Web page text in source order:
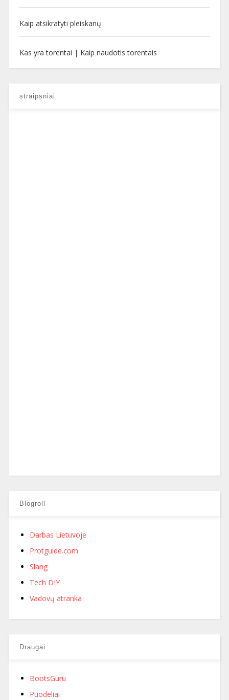
Kaip atsikratyti pleiskanų
Kas yra torentai | Kaip naudotis torentais
straipsniai
Blogroll
Darbas Lietuvoje
Protguide.com
Slang
Tech DIY
Vadovų atranka
Draugai
BootsGuru
Puodeliai